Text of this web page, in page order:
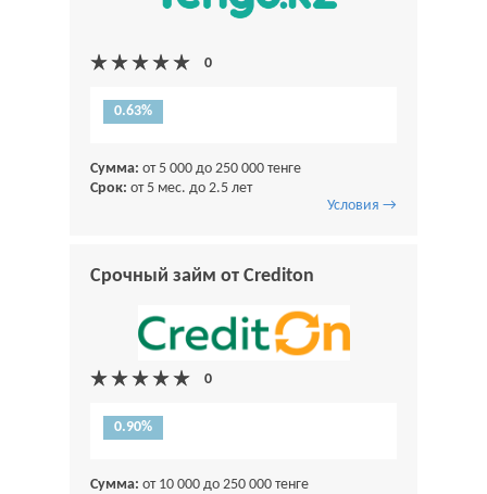
0.63%
Сумма: от 5 000 до 250 000 тенге
Срок: от 5 мес. до 2.5 лет
Условия →
Срочный займ от Crediton
0.90%
Сумма: от 10 000 до 250 000 тенге